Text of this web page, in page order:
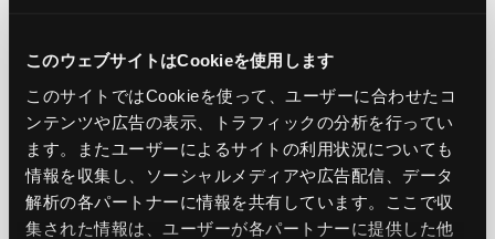
このウェブサイトはCookieを使用します
このサイトではCookieを使って、ユーザーに合わせたコ
ンテンツや広告の表示、トラフィックの分析を行ってい
ます。またユーザーによるサイトの利用状況についても
情報を収集し、ソーシャルメディアや広告配信、データ
解析の各パートナーに情報を共有しています。ここで収
集された情報は、ユーザーが各パートナーに提供した他
定員
30名 ※先着順につきお早目にお申し込み
ください。
アジェンダ
14:00-14:45: Azureのセキュリティの重要性
について
講師：日本マイクロソフト株式会社 テクニ
カルエバンジェリスト